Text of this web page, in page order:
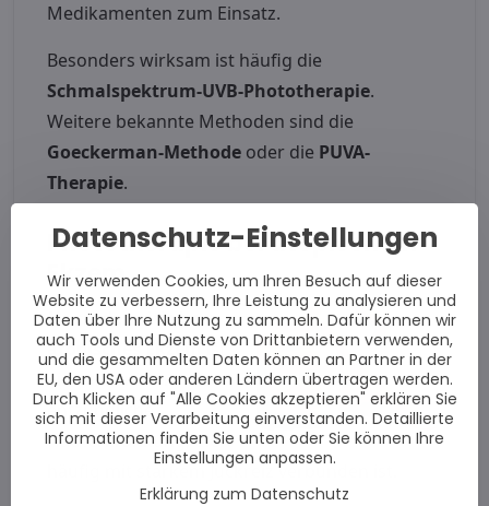
Medikamenten zum Einsatz.
Besonders wirksam ist häufig die
Schmalspektrum-UVB-Phototherapie.
Weitere bekannte Methoden sind die
Goeckerman-Methode oder die PUVA-
Therapie.
Phototherapie bei atopischem
Ekzem
Neurodermitisbzw.
atopisches Ekzemist
eine chronisch-
entzündliche
Hauterkrankung, die
häufig mit starkem Juckreiz verbunden ist.
Datenschutz-Einstellungen
Wir verwenden Cookies, um Ihren Besuch auf dieser
Website zu verbessern, Ihre Leistung zu analysieren und
Daten über Ihre Nutzung zu sammeln. Dafür können wir
auch Tools und Dienste von Drittanbietern verwenden,
und die gesammelten Daten können an Partner in der
EU, den USA oder anderen Ländern übertragen werden.
Durch Klicken auf "Alle Cookies akzeptieren" erklären Sie
sich mit dieser Verarbeitung einverstanden. Detaillierte
Informationen finden Sie unten oder Sie können Ihre
Einstellungen anpassen.
Erklärung zum Datenschutz